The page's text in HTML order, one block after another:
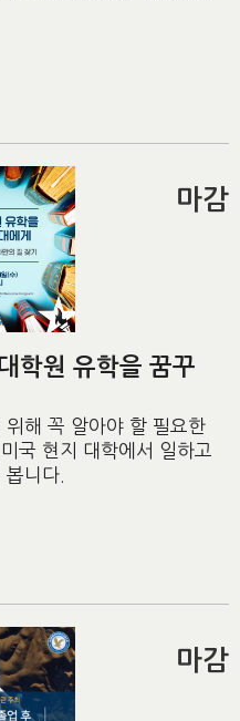
학원 유학을 꿈꾸
해 꼭 알아야 할 필요한
국 현지 대학에서 일하고
니다.
마감
마감